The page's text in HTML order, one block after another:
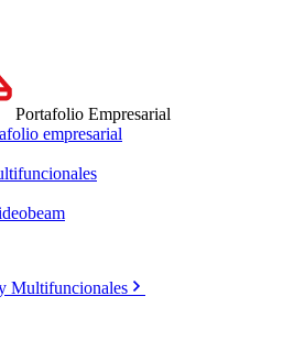
Portafolio Empresarial
empresarial
Multifuncionales